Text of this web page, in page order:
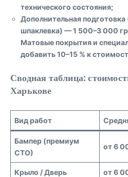
технического состояния;
Дополнительная
шпаклевка) —1 500–3 000
Матовые покрытия и
добавить10–15 % к
Сводная таблица:
Харькове
Вид работ
Бампер (премиум
СТО)
от 6
Крыло / Дверь от 6